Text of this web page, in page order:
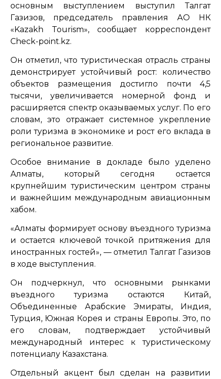
основным выступлением выступил Талгат
Газизов, председатель правления АО НК
«Kazakh Tourism», сообщает корреспондент
Check-point.kz.
Он отметил, что туристическая отрасль страны
демонстрирует устойчивый рост: количество
объектов размещения достигло почти 4,5
тысячи, увеличивается номерной фонд и
расширяется спектр оказываемых услуг. По его
словам, это отражает системное укрепление
роли туризма в экономике и рост его вклада в
региональное развитие.
Особое внимание в докладе было уделено
Алматы, который сегодня остается
крупнейшим туристическим центром страны
и важнейшим международным авиационным
хабом.
«Алматы формирует основу въездного туризма
и остается ключевой точкой притяжения для
иностранных гостей», — отметил Талгат Газизов
в ходе выступления.
Он подчеркнул, что основными рынками
въездного туризма остаются Китай,
Объединенные Арабские Эмираты, Индия,
Турция, Южная Корея и страны Европы. Это, по
его словам, подтверждает устойчивый
международный интерес к туристическому
потенциалу Казахстана.
Отдельный акцент был сделан на развитии